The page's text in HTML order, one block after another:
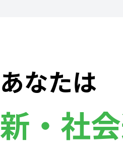
あなたは
新・社